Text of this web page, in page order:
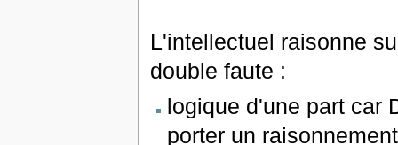
L'intellectuel raisonne
double faute :
logique d'une part car
porter un